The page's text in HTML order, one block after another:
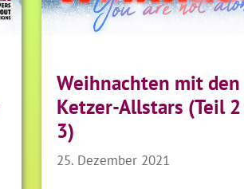
Weihnachten mit den
Ketzer-Allstars (Teil
3)
25. Dezember 2021